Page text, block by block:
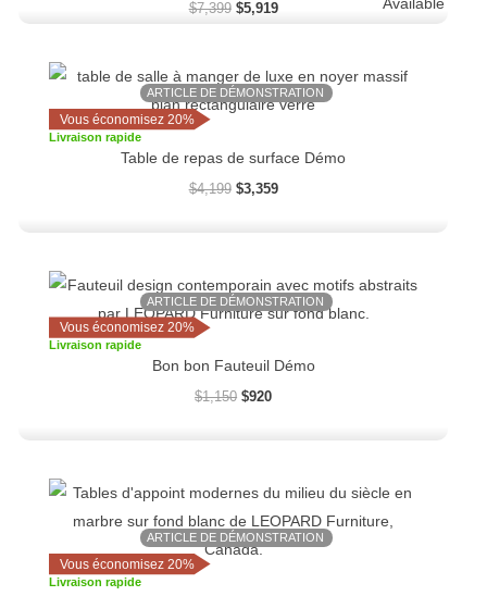
$7,399 $5,919
Vous économisez 20%
ARTICLE DE DÉMONSTRATION
Livraison rapide
Table de repas de surface Démo
$4,199
Le
prix
initial
$3,359
prix
actuel
Vous économisez 20%
ARTICLE DE DÉMONSTRATION
Livraison rapide
Bon bon Fauteuil Démo
$1,150
prix
initial
$920
prix
actuel
Vous économisez 20%
ARTICLE DE DÉMONSTRATION
Livraison rapide
initial
était :
$828.
Le
actuel
est :